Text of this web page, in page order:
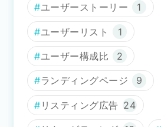
ユーザーストーリー 1
ユーザーリスト 1
ユーザー構成比 2
ランディングページ 9
リスティング広告 24